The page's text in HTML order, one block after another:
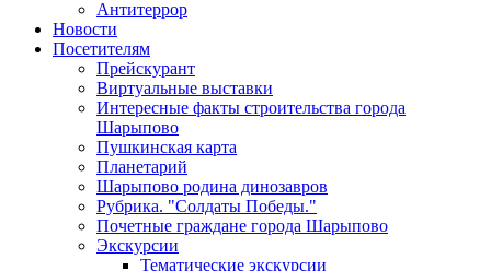
Антитеррор
Новости
Посетителям
Прейскурант
Виртуальные выставки
Интересные факты строительства города
Шарыпово
Пушкинская карта
Планетарий
Шарыпово родина динозавров
Рубрика. "Солдаты Победы."
Почетные граждане города Шарыпово
Экскурсии
Тематические экскурсии